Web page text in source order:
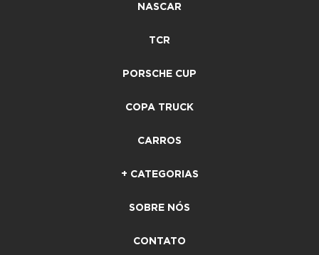
NASCAR
TCR
PORSCHE CUP
COPA TRUCK
CARROS
+ CATEGORIAS
SOBRE NÓS
CONTATO